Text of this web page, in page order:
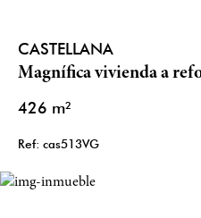
CASTELLANA
Magnífica vivienda a
426 m²
Ref: cas513VG